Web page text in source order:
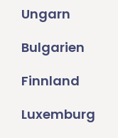
Ungarn
Bulgarien
Finnland
Luxemburg